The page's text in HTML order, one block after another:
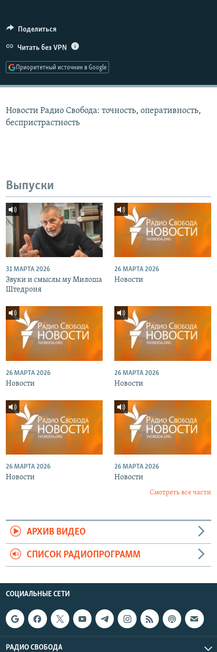
ПОДПИШИТЕСЬ НА РАССЫЛКУ
СОЦИАЛЬНЫЕ СЕТИ
Поделиться
Читать без VPN
Приоритетный источник в Google
Новости Радио Свобода: точность, оперативность,
беспристрастность
Выпуски
31 МАРТА 2026
Звуки и смыслы му Милоша
Штедроня
26 МАРТА 2026
Новости
26 МАРТА 2026
Новости
26 МАРТА 2026
Новости
26 МАРТА 2026
Новости
26 МАРТА 2026
Новости
Смотреть все части
АРХИВ ВИДЕО
СПИСОК РАДИОПРОГРАММ
СОЦИАЛЬНЫЕ СЕТИ
РАДИО СВОБОДА